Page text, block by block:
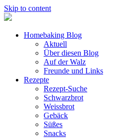
Skip to content
Homebaking Blog
Aktuell
Über diesen Blog
Auf der Walz
Freunde und Links
Rezepte
Rezept-Suche
Schwarzbrot
Weissbrot
Gebäck
Süßes
Snacks